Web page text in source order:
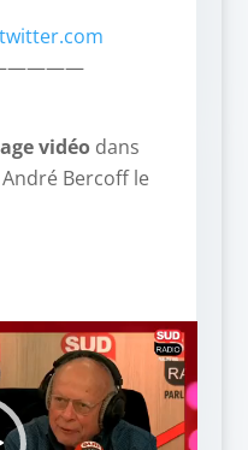
vidéodans
Bercoff le